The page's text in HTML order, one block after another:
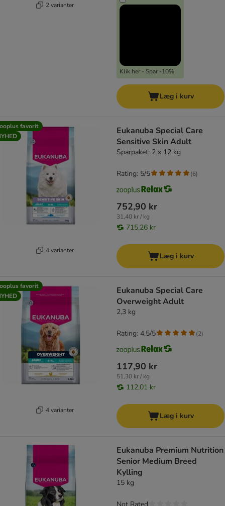
2 varianter
Klik her - Spar -10%
Læg i kurv
favorit
4 varianter
Eukanuba Special Care
Sensitive Skin Adult
Sparpaket: 2 x 12 kg
752,90 kr
31,40 kr / kg
715,26 kr
Rating: 5/5 (6)
Læg i kurv
favorit
4 varianter
Eukanuba Special Care
Overweight Adult
2,3 kg
117,90 kr
51,30 kr / kg
112,01 kr
Rating: 4.5/5 (2)
Læg i kurv
Eukanuba Premium Nutrition
Senior Medium Breed
Kylling
15 kg